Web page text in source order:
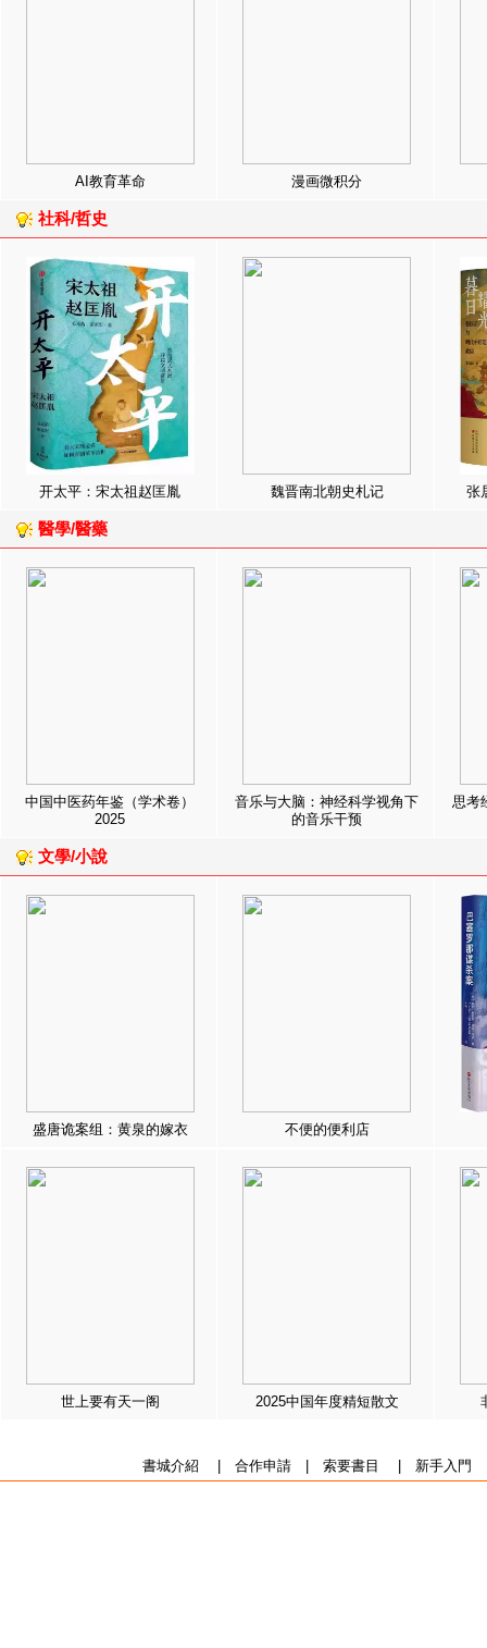
AI教育革命 漫画微积分
社科/哲史
开太平：宋太祖赵匡胤 魏晋南北朝史札记 张
醫學/醫藥
中国中医药年鉴（学术卷）
2025
音乐与大脑：神经科学视角下
的音乐干预
思考
文學/小說
盛唐诡案组：黄泉的嫁衣 不便的便利店
世上要有天一阁 2025中国年度精短散文
書城介紹 合作申請| 索要書目 新手入門